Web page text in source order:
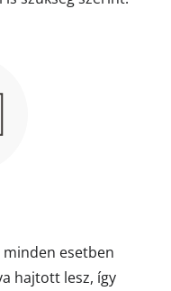
minden esetben
hajtott lesz, így